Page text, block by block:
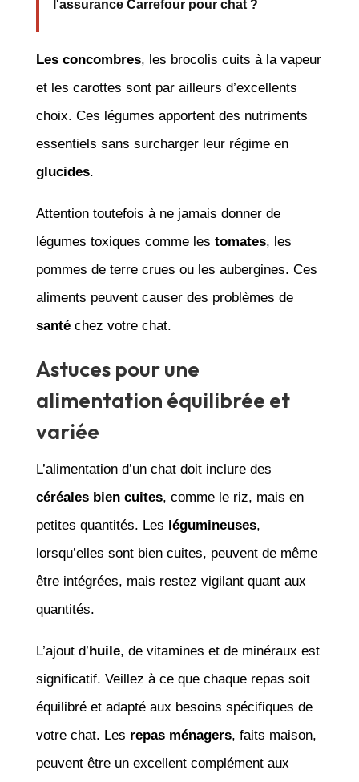
l'assurance Carrefour pour chat ?
Les concombres, les brocolis cuits à la vapeur
et les carottes sont par ailleurs d’excellents
choix. Ces légumes apportent des nutriments
essentiels sans surcharger leur régime en
glucides.
Attention toutefois à ne jamais donner de
légumes toxiques comme les tomates, les
pommes de terre crues ou les aubergines. Ces
aliments peuvent causer des problèmes de
santéchez votre chat.
Astuces pour une
alimentation équilibrée et
variée
L’alimentation d’un chat doit inclure des
céréales bien cuites, comme le riz, mais en
petites quantités. Les légumineuses,
lorsqu’elles sont bien cuites, peuvent de même
être intégrées, mais restez vigilant quant aux
quantités.
L’ajout d’huile, de vitamines et de minéraux est
significatif. Veillez à ce que chaque repas soit
équilibré et adapté aux besoins spécifiques de
votre chat. Les repas ménagers, faits maison,
peuvent être un excellent complément aux